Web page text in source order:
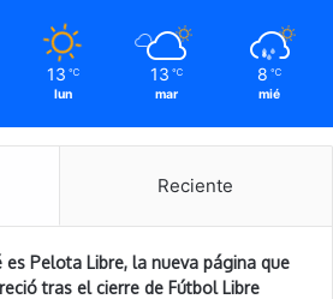
13 ℃
lun
13 ℃
mar
8 ℃
mié
Reciente
es Pelota Libre, la nueva página que
tras el cierre de Fútbol Libre